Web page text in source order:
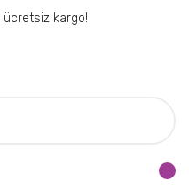
ücretsiz kargo!